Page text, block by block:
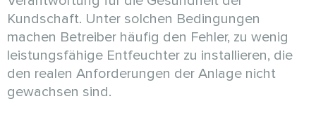
Kundschaft. Unter solchen Bedingungen
machen Betreiber häufig den Fehler, zu wenig
leistungsfähige Entfeuchter zu installieren, die
den realen Anforderungen der Anlage nicht
gewachsen sind.